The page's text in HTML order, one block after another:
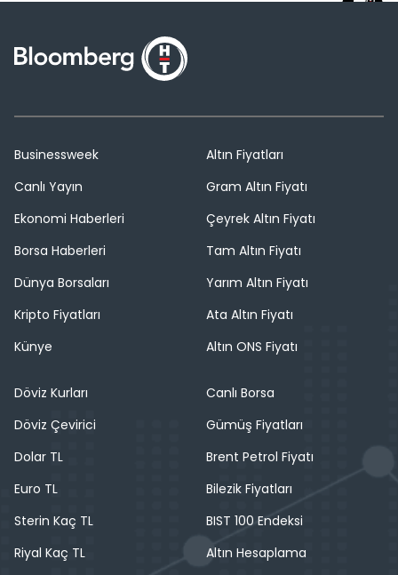
Businessweek
Canlı Yayın
Ekonomi Haberleri
Borsa Haberleri
Dünya Borsaları
Kripto Fiyatları
Künye
Altın Fiyatları
Gram Altın Fiyatı
Çeyrek Altın Fiyatı
Tam Altın Fiyatı
Yarım Altın Fiyatı
Ata Altın Fiyatı
Altın ONS Fiyatı
Döviz Kurları
Döviz Çevirici
Dolar TL
Euro TL
Sterin Kaç TL
Riyal Kaç TL
Canlı Borsa
Gümüş Fiyatları
Brent Petrol Fiyatı
Bilezik Fiyatları
BIST 100 Endeksi
Altın Hesaplama